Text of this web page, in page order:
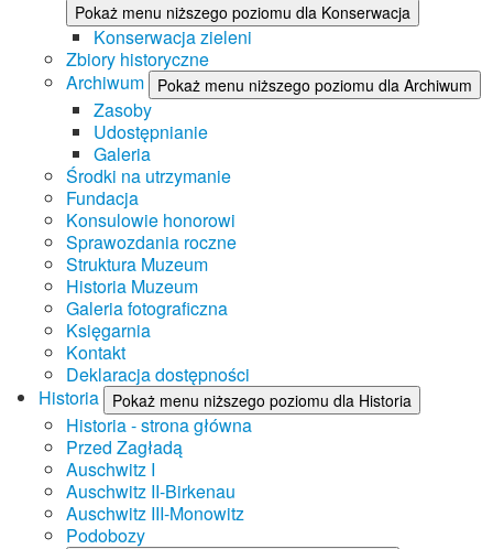
Pokaż menu niższego poziomu dla Konserwacja
Konserwacja zieleni
Zbiory historyczne
Archiwum
Pokaż menu niższego poziomu dla Archiwum
Zasoby
Udostępnianie
Galeria
Środki na utrzymanie
Fundacja
Konsulowie honorowi
Sprawozdania roczne
Struktura Muzeum
Historia Muzeum
Galeria fotograficzna
Księgarnia
Kontakt
Deklaracja dostępności
Historia
Pokaż menu niższego poziomu dla Historia
Historia - strona główna
Przed Zagładą
Auschwitz I
Auschwitz II-Birkenau
Auschwitz III-Monowitz
Podobozy